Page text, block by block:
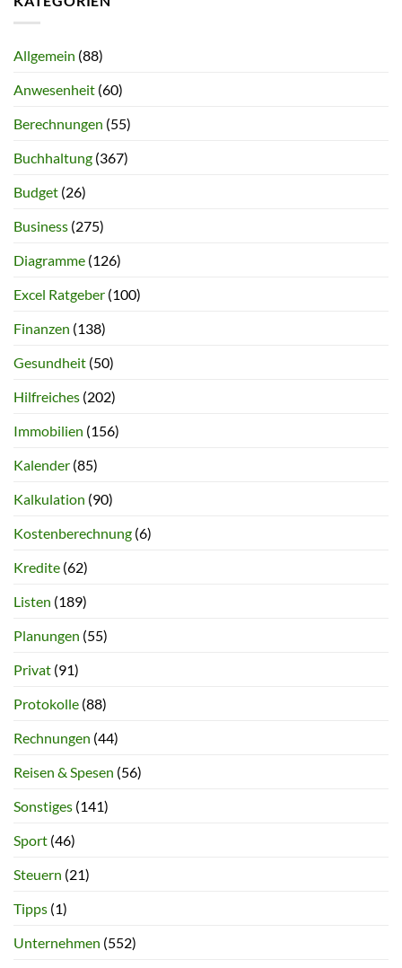
Allgemein (88)
Anwesenheit (60)
Berechnungen (55)
Buchhaltung (367)
Budget (26)
Business (275)
Diagramme (126)
Excel Ratgeber (100)
Finanzen (138)
Gesundheit (50)
Hilfreiches (202)
Immobilien (156)
Kalender (85)
Kalkulation (90)
Kostenberechnung (6)
Kredite (62)
Listen (189)
Planungen (55)
Privat (91)
Protokolle (88)
Rechnungen (44)
Reisen & Spesen (56)
Sonstiges (141)
Sport (46)
Steuern (21)
Tipps (1)
Unternehmen (552)